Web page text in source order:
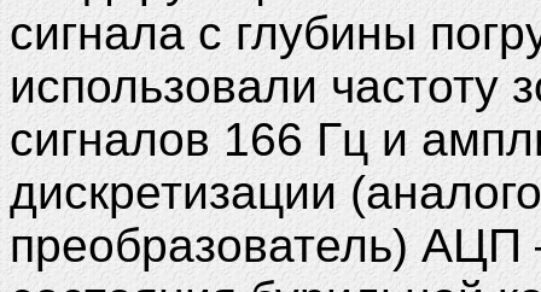
сигнала с глубины
использовали частоту
сигналов 166 Гц и
дискретизации
преобразователь)